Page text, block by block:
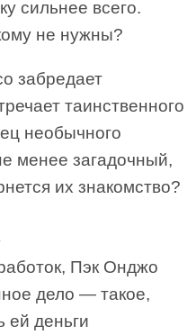
сильнее всего.
не нужны?
забредает
таинственного
необычного
менее загадочный,
их знакомство?
Пэк Онджо
дело — такое,
ей деньги